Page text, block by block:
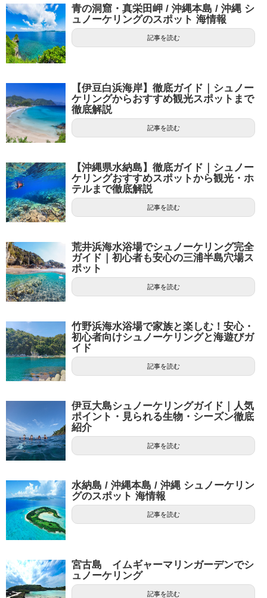
青の洞窟・真栄田岬 / 沖縄本島 / 沖縄 シ
ュノーケリングのスポット 海情報
記事を読む
【伊豆白浜海岸】徹底ガイド｜シュノー
ケリングからおすすめ観光スポットまで
徹底解説
記事を読む
【沖縄県水納島】徹底ガイド｜シュノー
ケリングおすすめスポットから観光・ホ
テルまで徹底解説
記事を読む
荒井浜海水浴場でシュノーケリング完全
ガイド｜初心者も安心の三浦半島穴場ス
ポット
記事を読む
竹野浜海水浴場で家族と楽しむ！安心・
初心者向けシュノーケリングと海遊びガ
イド
記事を読む
伊豆大島シュノーケリングガイド｜人気
ポイント・見られる生物・シーズン徹底
紹介
記事を読む
水納島 / 沖縄本島 / 沖縄 シュノーケリン
グのスポット 海情報
記事を読む
宮古島 イムギャーマリンガーデンでシ
ュノーケリング
記事を読む